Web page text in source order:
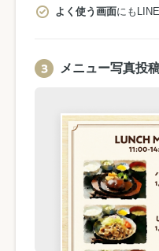
よく使う画面にも
メニュー写真投